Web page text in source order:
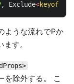
, Exclude<keyof
ような流れでPか
す。
を除外する。 こ